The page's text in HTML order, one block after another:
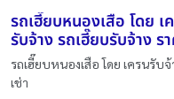
รถเฮี๊ยบหนองเสือ โดย
รับจ้าง รถเฮี๊ยบรับจ้าง ร
รถเฮี๊ยบหนองเสือ โดย เครนรับ
เช่า